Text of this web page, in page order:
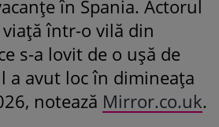
în Spania. Actorul
într-o vilă din
s-a lovit de o ușă de
a avut loc în dimineața
notează Mirror.co.uk.